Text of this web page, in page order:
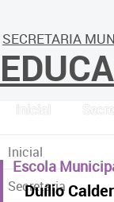
SECRETARIA
Inicial
Inicial
Secretaria
Escola
Duílio